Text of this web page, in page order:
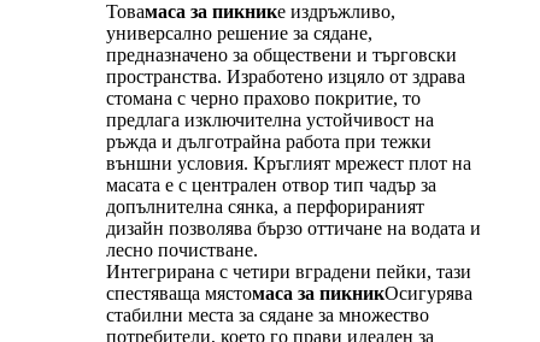
Товамаса за пикнике издръжливо,
универсално решение за сядане,
предназначено за обществени и търговски
пространства. Изработено изцяло от здрава
стомана с черно прахово покритие, то
предлага изключителна устойчивост на
ръжда и дълготрайна работа при тежки
външни условия. Кръглият мрежест плот на
масата е с централен отвор тип чадър за
допълнителна сянка, а перфорираният
дизайн позволява бързо оттичане на водата и
лесно почистване.
Интегрирана с четири вградени пейки, тази
спестяваща мястомаса за пикникОсигурява
стабилни места за сядане за множество
потребители, което го прави идеален за